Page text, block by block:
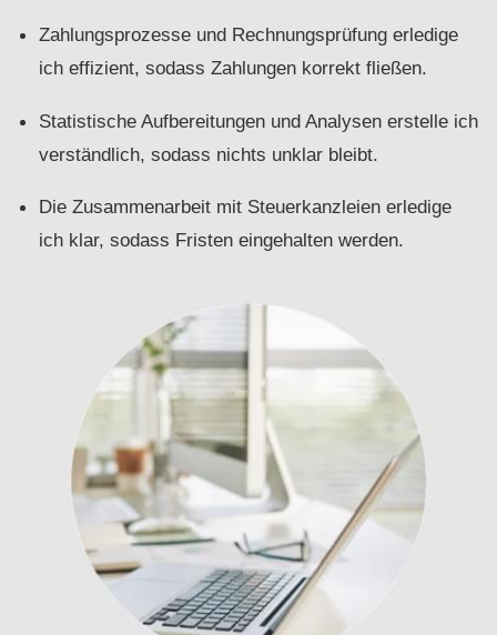
Zahlungsprozesse und Rechnungsprüfung erledige
ich effizient, sodass Zahlungen korrekt fließen.
Statistische Aufbereitungen und Analysen erstelle ich
verständlich, sodass nichts unklar bleibt.
Die Zusammenarbeit mit Steuerkanzleien erledige
ich klar, sodass Fristen eingehalten werden.